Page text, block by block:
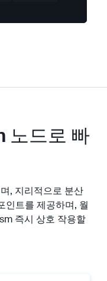
드로 빠
, 지리적으로 분산
인트를 제공하며, 월
즉시 상호 작용할